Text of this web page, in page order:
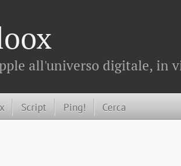
all'universo digitale, in
Script Ping! Cerca